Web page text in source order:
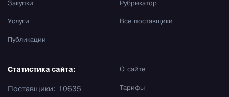
Закупки
Услуги
Публикации
Рубрикатор
Все поставщики
О сайте
Тарифы
Статистика сайта:
Поставщики: 10635